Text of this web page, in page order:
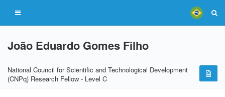
João Eduardo Gomes Filho
National Council for Scientific and Technological Development
(CNPq) Research Fellow - Level C